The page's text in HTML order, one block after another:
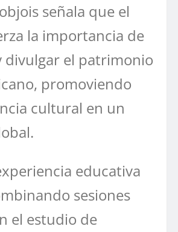
señala que el
la importancia de
divulgar el patrimonio
promoviendo
cultural en un
educativa
sesiones
el estudio de